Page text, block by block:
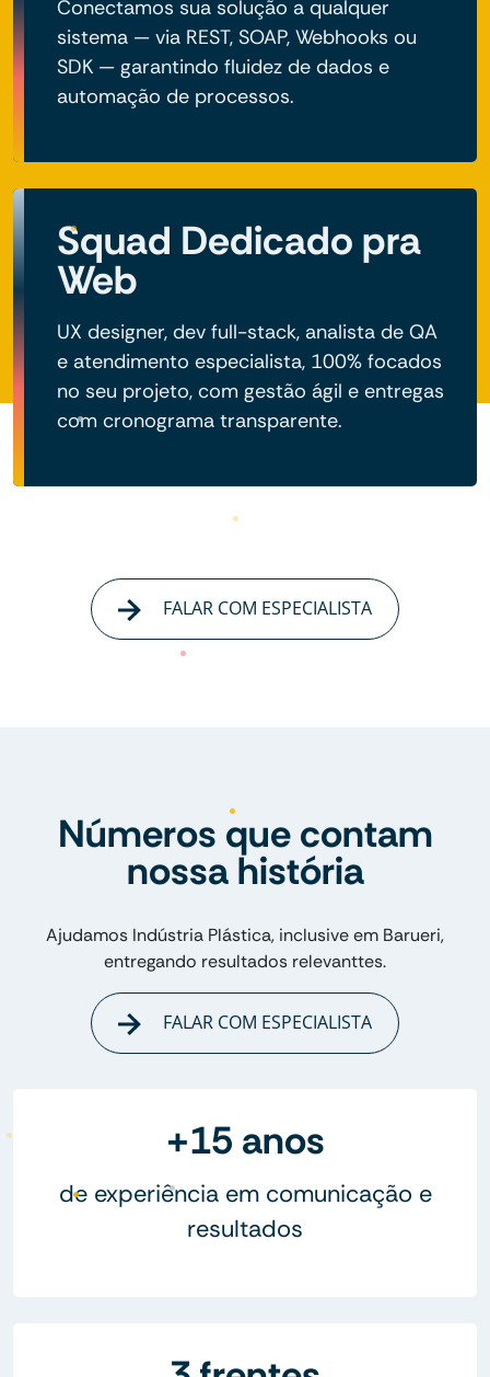
Conectamos sua solução a qualquer
sistema — via REST, SOAP, Webhooks ou
SDK — garantindo fluidez de dados e
automação de processos.
Squad Dedicado pra
Web
UX designer, dev full-stack, analista de QA
e atendimento especialista, 100% focados
no seu projeto, com gestão ágil e entregas
com cronograma transparente.
FALAR COM ESPECIALISTA
Números que contam
nossa história
Ajudamos Indústria Plástica, inclusive em Barueri,
entregando resultados relevanttes.
FALAR COM ESPECIALISTA
+15 anos
de experiência em comunicação e
resultados